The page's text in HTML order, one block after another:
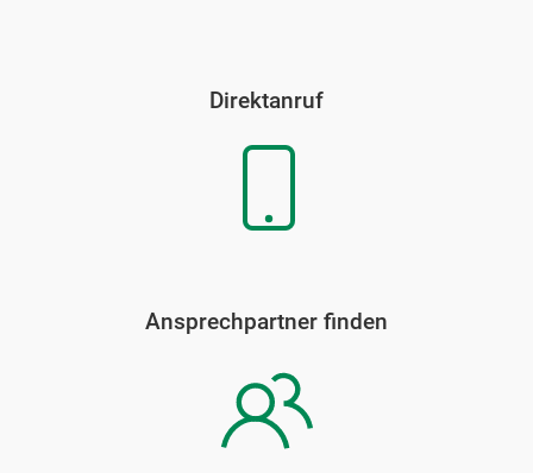
Direktanruf
Ansprechpartner finden